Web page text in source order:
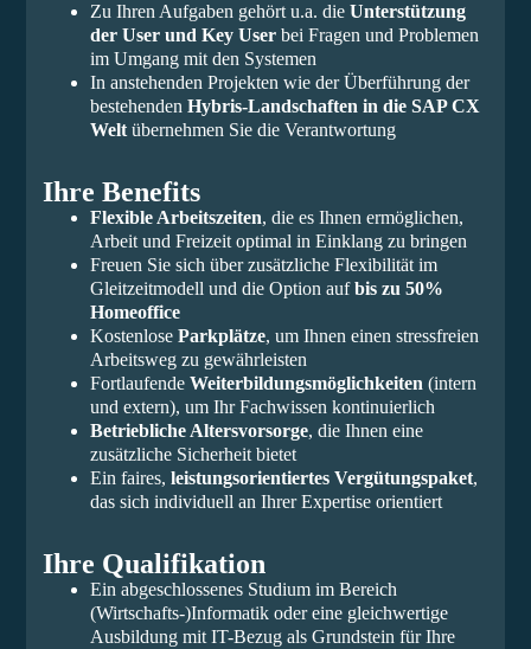
Zu Ihren Aufgaben gehört u.a. die Unterstützung
der User und Key User bei Fragen und Problemen
im Umgang mit den Systemen
In anstehenden Projekten wie der Überführung der
bestehenden Hybris-Landschaften in die SAP CX
Weltübernehmen Sie die Verantwortung
Ihre Benefits
Flexible Arbeitszeiten, die es Ihnen ermöglichen,
Arbeit und Freizeit optimal in Einklang zu bringen
Freuen Sie sich über zusätzliche Flexibilität im
Gleitzeitmodell und die Option aufbis zu 50%
Homeoffice
Kostenlose Parkplätze, um Ihnen einen stressfreien
Arbeitsweg zu gewährleisten
Fortlaufende Weiterbildungsmöglichkeiten (intern
und extern), um Ihr Fachwissen kontinuierlich
Betriebliche Altersvorsorge, die Ihnen eine
zusätzliche Sicherheit bietet
Ein faires, leistungsorientiertes Vergütungspaket,
das sich individuell an Ihrer Expertise orientiert
Ihre Qualifikation
Ein abgeschlossenes Studium im Bereich
(Wirtschafts-)Informatik oder eine gleichwertige
Ausbildung mit IT-Bezug als Grundstein für Ihre